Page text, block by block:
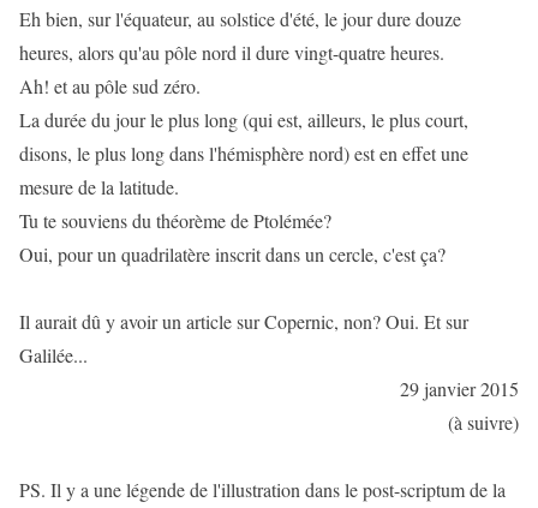
Eh bien, sur l'équateur, au solstice d'été, le jour dure douze
heures, alors qu'au pôle nord il dure vingt-quatre heures.
Ah! et au pôle sud zéro.
La durée du jour le plus long (qui est, ailleurs, le plus court,
disons, le plus long dans l'hémisphère nord) est en effet une
mesure de la latitude.
Tu te souviens du théorème de Ptolémée?
Oui, pour un quadrilatère inscrit dans un cercle, c'est ça?
Il aurait dû y avoir un article sur Copernic, non? Oui. Et sur
Galilée...
29 janvier 2015
(à suivre)
PS. Il y a une légende de l'illustration dans le post-scriptum de la